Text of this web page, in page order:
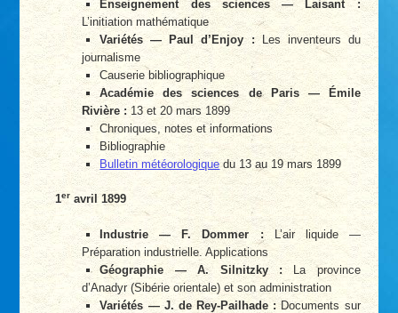
Enseignement des sciences — Laisant :
L’initiation mathématique
Variétés — Paul d’Enjoy :Les inventeurs du
journalisme
Causerie bibliographique
Académie des sciences de Paris — Émile
Rivière : 13 et 20 mars 1899
Chroniques, notes et informations
Bibliographie
Bulletin météorologiquedu 13 au 19 mars 1899
1er avril 1899
Industrie — F. Dommer :L’air liquide —
Préparation industrielle. Applications
Géographie — A. Silnitzky :La province
d’Anadyr (Sibérie orientale) et son administration
Variétés — J. de Rey-Pailhade :Documents sur